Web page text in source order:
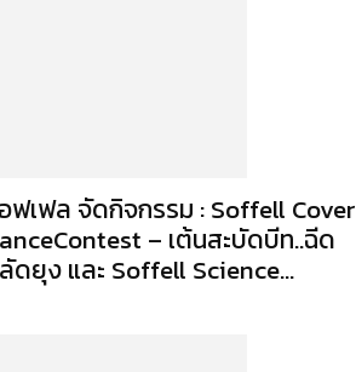
ฟเฟล จัดกิจกรรม : Soffell Cover
– เต้นสะบัดบีท..ฉีด
ดยุง และ Soffell Science...